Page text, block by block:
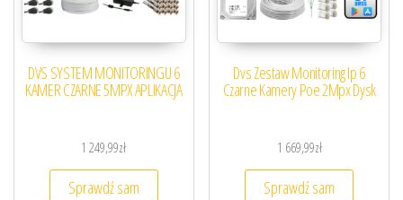
DVS SYSTEM MONITORINGU 6
KAMER CZARNE 5MPX APLIKACJA
1 249,99zł
Sprawdź sam
Dvs Zestaw Monitoring Ip 6
Czarne Kamery Poe 2Mpx Dysk
1 669,99zł
Sprawdź sam